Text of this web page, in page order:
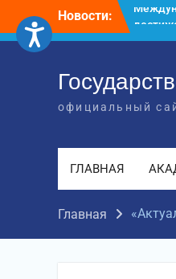
содержимому
Новости:
официальный
ГЛАВНАЯ
Главная